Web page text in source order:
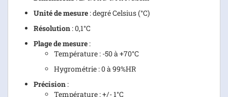
Unité de mesure : degré Celsius (°C)
Résolution : 0,1°C
Plage de mesure :
Température : -50 à +70°C
Hygrométrie : 0 à 99%HR
Précision :
Température : +/- 1°C